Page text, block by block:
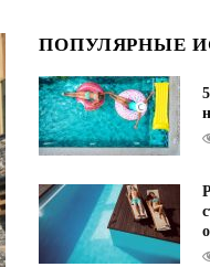
ПОПУЛЯРНЫЕ